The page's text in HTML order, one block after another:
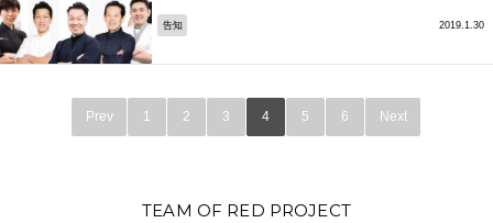
告知 2019.1.30
Prev 1 2 3 4 5 6 Next
TEAM OF RED PROJECT